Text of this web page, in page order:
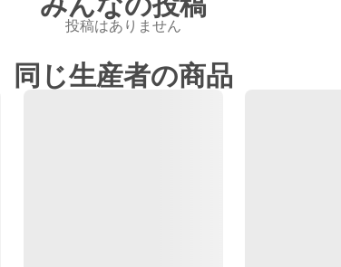
投稿はありません
同じ生産者の商品